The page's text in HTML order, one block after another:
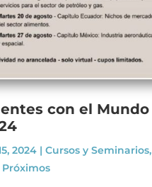
con el Mundo
2024| Cursos y Seminarios,
Próximos